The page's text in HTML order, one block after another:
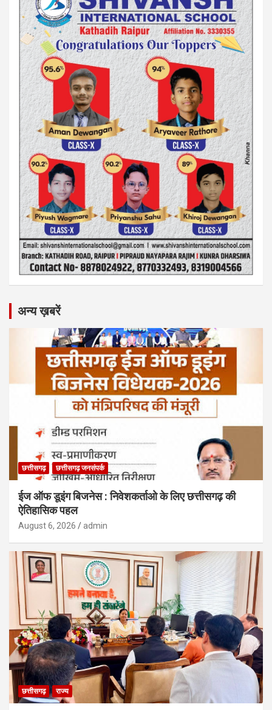
अन्य ख़बरें
छत्तीसगढ़ छत्तीसगढ़ जनसंपर्क
ईज ऑफ डूइंग बिजनेस : निवेशकर्ताओ के लिए छत्तीसगढ़ की
ऐतिहासिक पहल
August 6, 2026 admin
छत्तीसगढ़ राज्य